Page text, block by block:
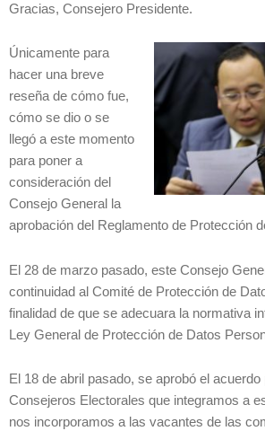
audio
Gracias, Consejero Presidente.
Únicamente para
hacer una breve
reseña de cómo fue,
cómo se dio o se
llegó a este momento
para poner a
consideración del
Consejo General la
aprobación del Reglamento de Protección
El 28 de marzo pasado, este Consejo
continuidad al Comité de Protección de
finalidad de que se adecuara la normativa
Ley General de Protección de Datos
El 18 de abril pasado, se aprobó el
Consejeros Electorales que integramos a
nos incorporamos a las vacantes de las